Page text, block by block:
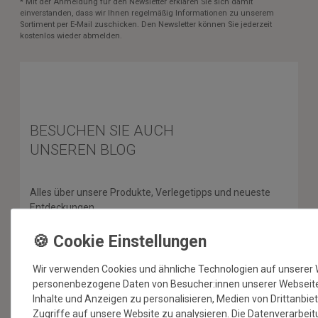
einverstanden, dass wir Ihnen regelmäßig Informationen zu unserem
Sortiment per E-Mail zuschicken. Den Newsletter können Sie jederzeit
kostenlos wieder abmelden.
BESUCHEN SIE AUCH
UNSEREN BLOG
Alles über unsere Produkte, Verlegetipps und neueste
Entdeckungen.
SERVICE & HILFE
Wir verwenden Cookies und ähnliche Technologien auf unserer
personenbezogene Daten von Besucher:innen unserer
Inhalte und Anzeigen zu personalisieren, Medien von
Zugriffe auf unsere Website zu analysieren. Die